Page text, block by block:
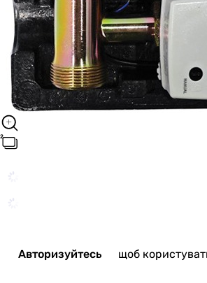
Авторизуйтесь щоб